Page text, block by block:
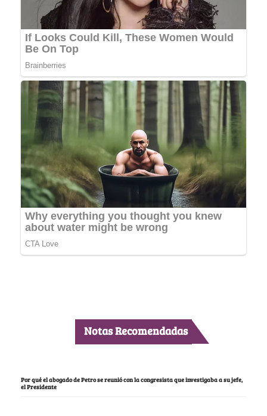
Notas Recomendadas
Por qué el abogado de Petro se reunió con la congresista que investigaba a su jefe,
el Presidente